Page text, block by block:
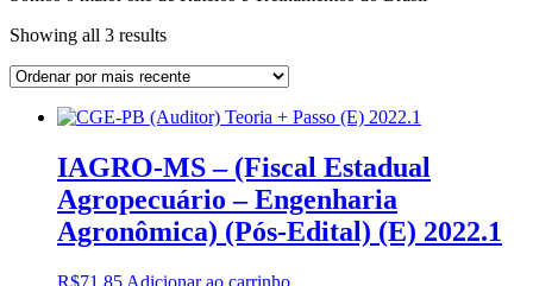
Showing all 3 resultsSorted
latest
IAGRO-MS – (Fiscal Estadual
Agropecuário – Engenharia
Agronômica) (Pós-Edital) (E) 2022.1
R$71,85 Adicionar ao carrinho